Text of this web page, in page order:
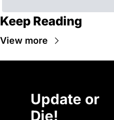
Keep Reading
View more
Update or
Die!